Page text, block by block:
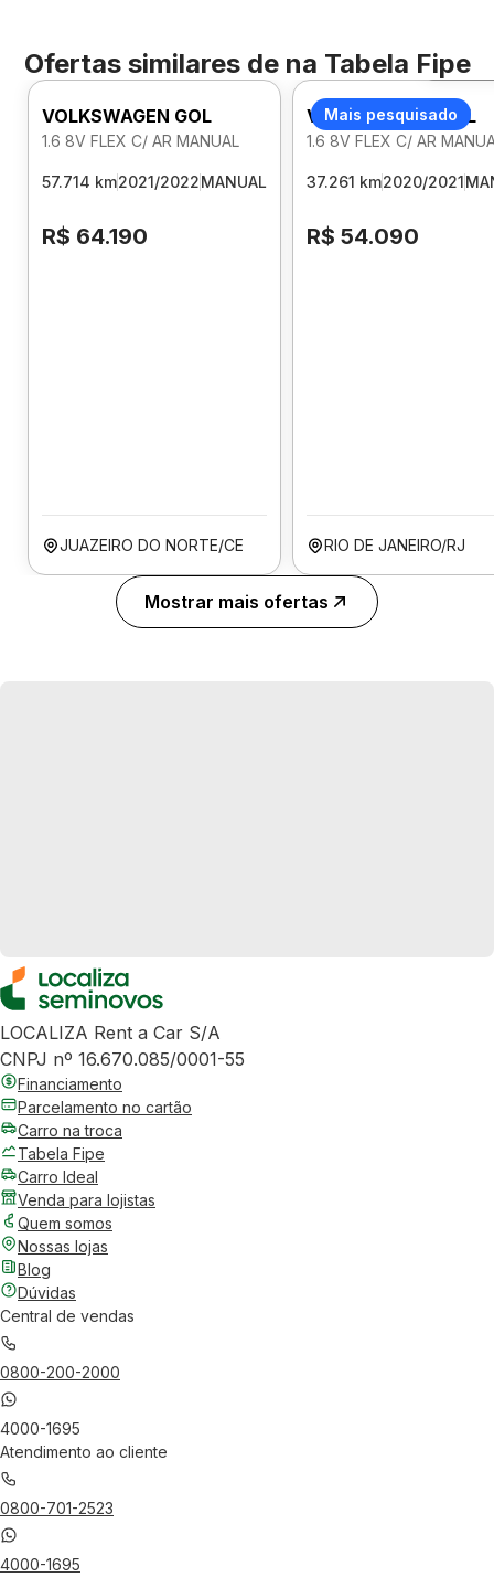
Ofertas similares de na Tabela Fipe
VOLKSWAGEN GOL
1.6 8V FLEX C/ AR MANUAL
57.714 km2021/2022MANUAL
R$ 64.190
JUAZEIRO DO NORTE/CE
Mais pesquisado
Foto
VOLKSWAGEN GOL
1.6 8V FLEX C/ AR
37.261 km2020/2021
R$ 54.090
RIO DE JANEIRO/RJ
Mostrar mais ofertas
LOCALIZA Rent a Car S/A
CNPJ nº 16.670.085/0001-55
Financiamento
Parcelamento no cartão
Carro na troca
Tabela Fipe
Carro Ideal
Venda para lojistas
Quem somos
Nossas lojas
Blog
Dúvidas
Central de vendas
0800-200-2000
4000-1695
Atendimento ao cliente
0800-701-2523
4000-1695